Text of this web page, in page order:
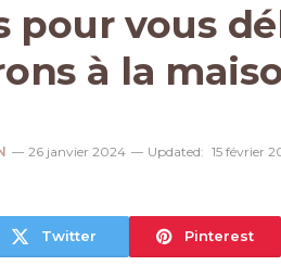
pour vous
à la
26 janvier 2024 Updated: 15 février
Twitter Pinterest